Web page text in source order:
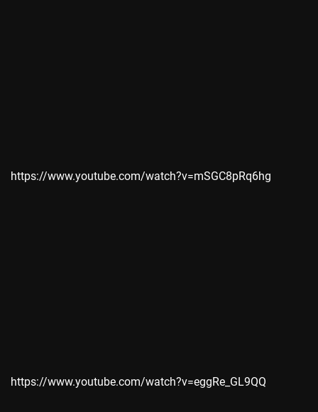
https://www.youtube.com/watch?v=mSGC8pRq6hg
https://www.youtube.com/watch?v=eggRe_GL9QQ